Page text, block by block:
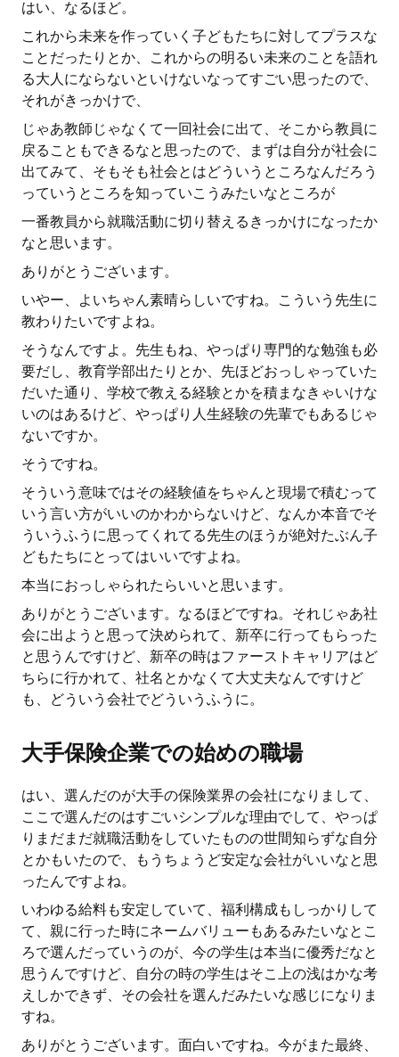
はい、なるほど。
これから未来を作っていく子どもたちに対してプラスな
ことだったりとか、これからの明るい未来のことを語れ
る大人にならないといけないなってすごい思ったので、
それがきっかけで、
じゃあ教師じゃなくて一回社会に出て、そこから教員に
戻ることもできるなと思ったので、まずは自分が社会に
出てみて、そもそも社会とはどういうところなんだろう
っていうところを知っていこうみたいなところが
一番教員から就職活動に切り替えるきっかけになったか
なと思います。
ありがとうございます。
いやー、よいちゃん素晴らしいですね。こういう先生に
教わりたいですよね。
そうなんですよ。先生もね、やっぱり専門的な勉強も必
要だし、教育学部出たりとか、先ほどおっしゃっていた
だいた通り、学校で教える経験とかを積まなきゃいけな
いのはあるけど、やっぱり人生経験の先輩でもあるじゃ
ないですか。
そうですね。
そういう意味ではその経験値をちゃんと現場で積むって
いう言い方がいいのかわからないけど、なんか本音でそ
ういうふうに思ってくれてる先生のほうが絶対たぶん子
どもたちにとってはいいですよね。
本当におっしゃられたらいいと思います。
ありがとうございます。なるほどですね。それじゃあ社
会に出ようと思って決められて、新卒に行ってもらった
と思うんですけど、新卒の時はファーストキャリアはど
ちらに行かれて、社名とかなくて大丈夫なんですけど
も、どういう会社でどういうふうに。
大手保険企業での始めの職場
はい、選んだのが大手の保険業界の会社になりまして、
ここで選んだのはすごいシンプルな理由でして、やっぱ
りまだまだ就職活動をしていたものの世間知らずな自分
とかもいたので、もうちょうど安定な会社がいいなと思
ったんですよね。
いわゆる給料も安定していて、福利構成もしっかりして
て、親に行った時にネームバリューもあるみたいなとこ
ろで選んだっていうのが、今の学生は本当に優秀だなと
思うんですけど、自分の時の学生はそこ上の浅はかな考
えしかできず、その会社を選んだみたいな感じになりま
すね。
ありがとうございます。面白いですね。今がまた最終、